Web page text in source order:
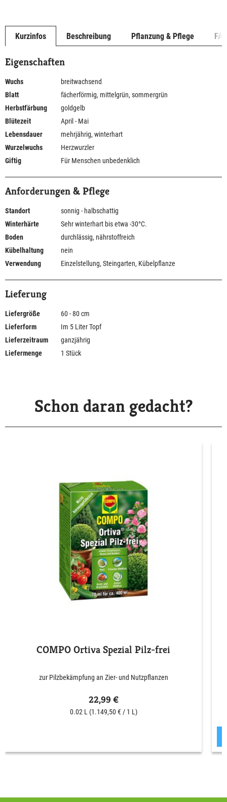
Kurzinfos Beschreibung Pflanzung & Pflege
Eigenschaften
Wuchs
breitwachsend
Blatt
fächerförmig, mittelgrün, sommergrün
Herbstfärbung
goldgelb
Blütezeit
April - Mai
Lebensdauer
mehrjährig, winterhart
Wurzelwuchs
Herzwurzler
Giftig
Für Menschen unbedenklich
Anforderungen & Pflege
Standort
sonnig - halbschattig
Winterhärte
Sehr winterhart bis etwa -30°C.
Boden
durchlässig, nährstoffreich
Kübelhaltung
nein
Verwendung
Einzelstellung, Steingarten, Kübelpflanze
Lieferung
Liefergröße
60 - 80 cm
Lieferform
Im 5 Liter Topf
Lieferzeitraum
ganzjährig
Liefermenge
1 Stück
Schon daran gedacht?
COMPO Ortiva Spezial Pilz-frei
zur Pilzbekämpfung an Zier- und Nutzpflanzen
22,99 €
0.02 L (1.149,50 € / 1 L)